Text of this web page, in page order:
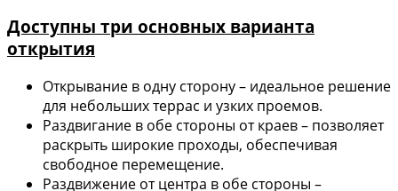
Доступны три основных варианта
открытия
Открывание в одну сторону – идеальное решение
для небольших террас и узких проемов.
Раздвигание в обе стороны от краев – позволяет
раскрыть широкие проходы, обеспечивая
свободное перемещение.
Раздвижение от центра в обе стороны –